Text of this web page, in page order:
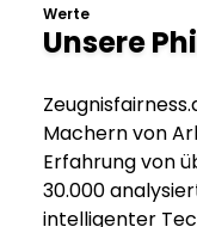
Werte
Unsere
Machern von
Erfahrung von
30.000
intelligenter